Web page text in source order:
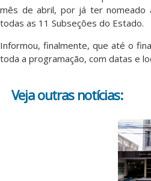
mês de abril, por já ter nomeado
todas as 11 Subseções do Estado.
Informou, finalmente, que até o
toda a programação, com datas e
Veja outras notícias: